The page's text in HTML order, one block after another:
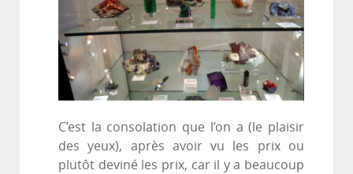
C’est la consolation que l’on a (le plaisir
des yeux), après avoir vu les prix ou
plutôt deviné les prix, car il y a beaucoup